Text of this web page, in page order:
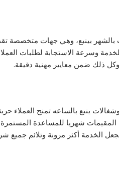
بينبع، وهي جهات متخصصة
وسرعة الاستجابة لطلبات
ذلك ضمن معايير مهنية دقيقة.
ينبع بالساعه تمنح العملاء
شهريا للمساعدة المستمرة،
الخدمة أكثر مرونة وتلائم جميع